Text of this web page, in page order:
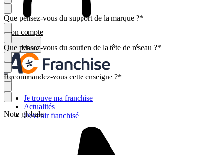
Mon compte
Menu
Je trouve ma franchise
Actualités
Devenir franchisé
Que pensez-vous du support de la marque ?*
Que pensez-vous du soutien de la tête de réseau ?*
Recommandez-vous cette enseigne ?*
Note globale